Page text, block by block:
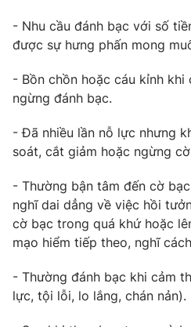
Liên hệ quảng cáo:024-
® Cấm sao chép dưới mọi hình
thông tin từ website này.
- Nhu cầu đánh bạc với số
được sự hưng phấn mong
- Bồn chồn hoặc cáu kỉnh
ngừng đánh bạc.
- Đã nhiều lần nỗ lực nhưng
soát, cắt giảm hoặc ngừng
- Thường bận tâm đến cờ
nghĩ dai dẳng về việc hồi
cờ bạc trong quá khứ hoặc
mạo hiểm tiếp theo, nghĩ
- Thường đánh bạc khi cảm
lực, tội lỗi, lo lắng, chán nản).